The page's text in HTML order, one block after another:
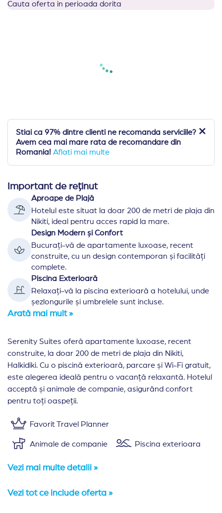
Cauta oferta in perioada dorita
Stiai ca 97% dintre clienti ne recomanda serviciile?
Avem cea mai mare rata de recomandare din
Romania! Aflati mai multe
Serenity Suites oferă apartamente luxoase, recent
construite, la doar 200 de metri de plaja din Nikiti,
Halkidiki. Cu o piscină exterioară, parcare și Wi-Fi gratuit,
este alegerea ideală pentru o vacanță relaxantă. Hotelul
acceptă și animale de companie, asigurând confort
pentru toți oaspeții.
Favorit Travel Planner
Animale de companie Piscina exterioara
Vezi mai multe detalii »
Vezi tot ce include oferta »
Important de reținut
Aproape de Plajă
Hotelul este situat la doar 200 de metri de plaja din
Nikiti, ideal pentru acces rapid la mare.
Design Modern și Confort
Bucurați-vă de apartamente luxoase, recent
construite, cu un design contemporan și facilități
complete.
Piscina Exterioară
Relaxați-vă la piscina exterioară a hotelului, unde
șezlongurile și umbrelele sunt incluse.
Arată mai mult »